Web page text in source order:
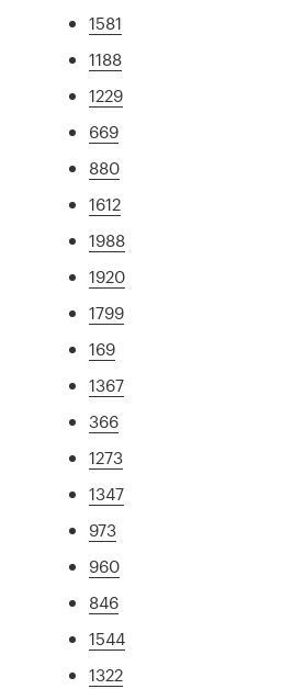
1581
1188
1229
669
880
1612
1988
1920
1799
169
1367
366
1273
1347
973
960
846
1544
1322